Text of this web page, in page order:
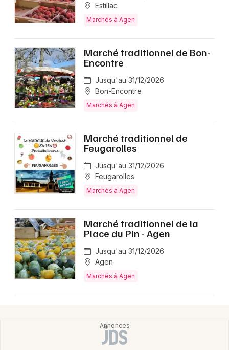
Estillac
Marchés à Agen
Marché traditionnel de Bon-
Encontre
Jusqu'au 31/12/2026
Bon-Encontre
Marchés à Agen
Marché traditionnel de
Feugarolles
Jusqu'au 31/12/2026
Feugarolles
Marchés à Agen
Marché traditionnel de la
Place du Pin - Agen
Jusqu'au 31/12/2026
Agen
Marchés à Agen